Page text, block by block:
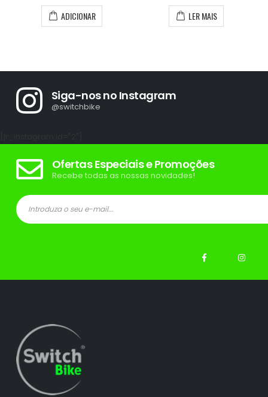
ADICIONAR LER MAIS
Siga-nos no Instagram
@switchbike
Ofertas Especiais e Promoções
Recebe todas as nossas novidades!